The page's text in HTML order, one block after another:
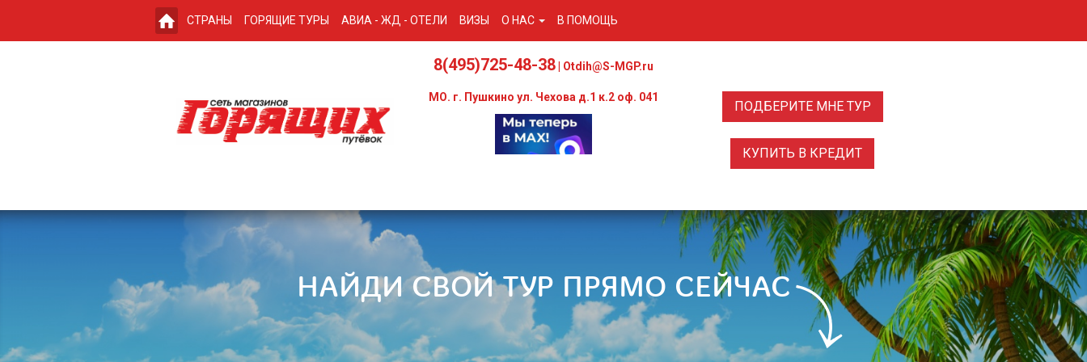
СТРАНЫ ГОРЯЩИЕ ТУРЫ АВИА - ЖД - ОТЕЛИ ВИЗЫ О НАС В ПОМОЩЬ
8(495)725-48-38 | Otdih@S-MGP.ru
МО. г. Пушкино ул. Чехова д.1 к.2 оф. 041
ПОДБЕРИТЕ МНЕ ТУР
КУПИТЬ В КРЕДИТ
НАЙДИ СВОЙ ТУР ПРЯМО СЕЙЧАС